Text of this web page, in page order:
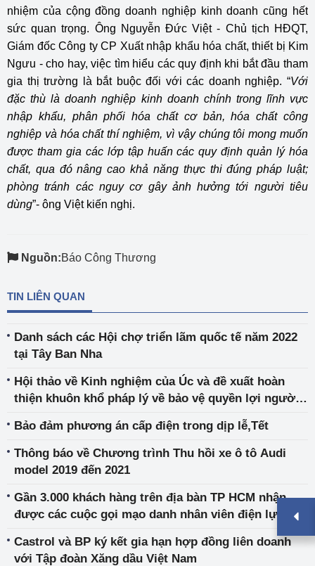
nhiệm của cộng đồng doanh nghiệp kinh doanh cũng hết
sức quan trọng. Ông Nguyễn Đức Việt - Chủ tịch HĐQT,
Giám đốc Công ty CP Xuất nhập khẩu hóa chất, thiết bị Kim
Ngưu - cho hay, việc tìm hiểu các quy định khi bắt đầu tham
gia thị trường là bắt buộc đối với các doanh nghiệp. “Với
đặc thù là doanh nghiệp kinh doanh chính trong lĩnh vực
nhập khẩu, phân phối hóa chất cơ bản, hóa chất công
nghiệp và hóa chất thí nghiệm, vì vậy chúng tôi mong muốn
được tham gia các lớp tập huấn các quy định quản lý hóa
chất, qua đó nâng cao khả năng thực thi đúng pháp luật;
phòng tránh các nguy cơ gây ảnh hưởng tới người tiêu
dùng”- ông Việt kiến nghị.
Nguồn:Báo Công Thương
TIN LIÊN QUAN
Danh sách các Hội chợ triển lãm quốc tế năm 2022
tại Tây Ban Nha
Hội thảo về Kinh nghiệm của Úc và đề xuất hoàn
thiện khuôn khổ pháp lý về bảo vệ quyền lợi người
Bảo đảm phương án cấp điện trong dịp lễ,Tết
Thông báo về Chương trình Thu hồi xe ô tô Audi
model 2019 đến 2021
Gần 3.000 khách hàng trên địa bàn TP HCM nhận
được các cuộc gọi mạo danh nhân viên điện lực
Castrol và BP ký kết gia hạn hợp đồng liên doanh
với Tập đoàn Xăng dầu Việt Nam